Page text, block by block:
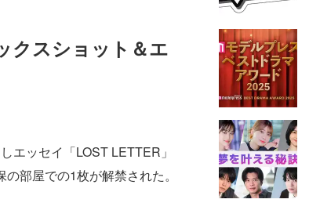
クスショット＆エ
エッセイ「LOST LETTER」
部屋での1枚が解禁された。